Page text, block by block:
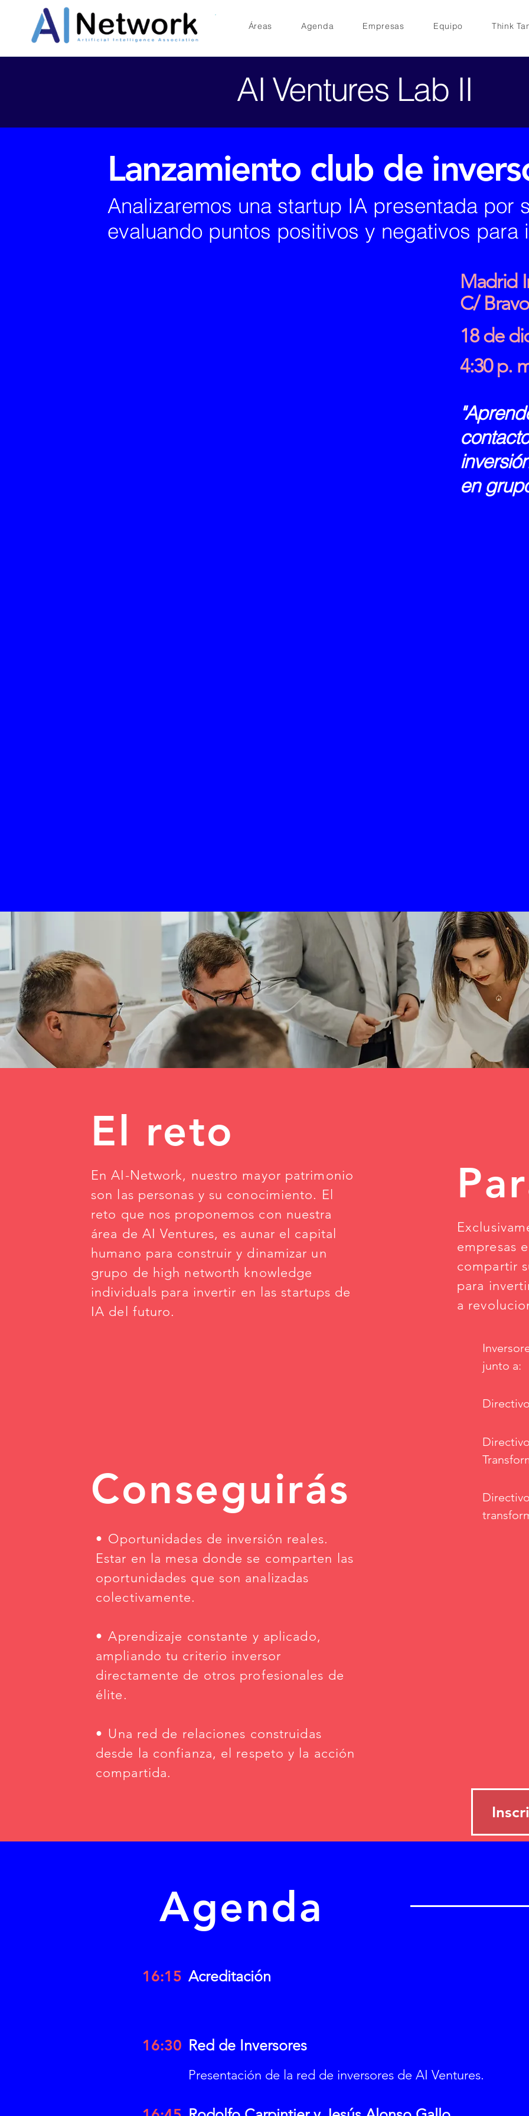
Áreas Agenda Empresas Equipo Think
AI Ventures Lab II
Lanzamiento club de
Analizaremos una startup IA presentada por
evaluando puntos positivos y negativos para
Madrid
C/
18 de
4:30 p.
en
El reto
En AI-Network, nuestro mayor patrimonio
son las personas y su conocimiento. El
reto que nos proponemos con nuestra
área de AI Ventures, es aunar el capital
humano para construir y dinamizar un
grupo de high networth knowledge
individuals para invertir en las startups de
IA del futuro.
Conseguirás
•⁠ ⁠Oportunidades de inversión reales.
Estar en la mesa donde se comparten las
oportunidades que son analizadas
colectivamente.
•⁠ ⁠Aprendizaje constante y aplicado,
ampliando tu criterio inversor
directamente de otros profesionales de
élite.
•⁠ ⁠Una red de relaciones construidas
desde la confianza, el respeto y la acción
compartida.
empresas
compartir
para
a
junto a:
Agenda
16:15 Acreditación
16:30 Red de Inversores
Presentación de la red de inversores de AI Ventures.